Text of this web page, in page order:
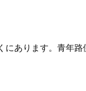
にあります。青年